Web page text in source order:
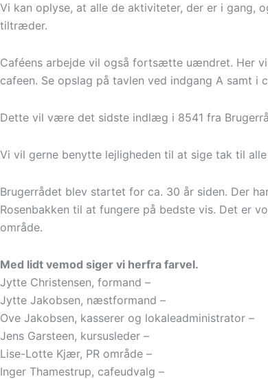
Vi kan oplyse, at alle de aktiviteter, der er i gang,
tiltræder.
Caféens arbejde vil også fortsætte uændret. Her
cafeen. Se opslag på tavlen ved indgang A samt i
Dette vil være det sidste indlæg i 8541 fra
Vi vil gerne benytte lejligheden til at sige tak til
Brugerrådet blev startet for ca. 30 år siden. Der
Rosenbakken til at fungere på bedste vis. Det er
område.
Med lidt vemod siger vi herfra farvel.
Jytte Christensen, formand –
Jytte Jakobsen, næstformand –
Ove Jakobsen, kasserer og lokaleadministrator –
Jens Garsteen, kursusleder –
Lise-Lotte Kjær, PR område –
Inger Thamestrup, cafeudvalg –